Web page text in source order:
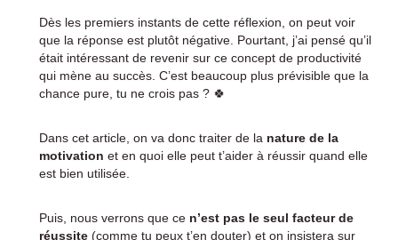
Dès les premiers instants de cette réflexion, on peut voir
que la réponse est plutôt négative. Pourtant, j’ai pensé qu’il
était intéressant de revenir sur ce concept de productivité
qui mène au succès. C’est beaucoup plus prévisible que la
chance pure, tu ne crois pas ? 🍀
Dans cet article, on va donc traiter de la nature de la
motivation et en quoi elle peut t’aider à réussir quand elle
est bien utilisée.
Puis, nous verrons que ce n’est pas le seul facteur de
réussite(comme tu peux t’en douter) et on insistera sur